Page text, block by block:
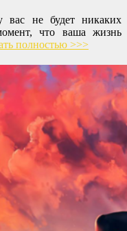
не будет никаких
что ваша жизнь
полностью >>>